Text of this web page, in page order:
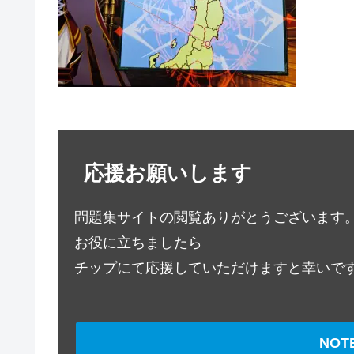
応援お願いします
問題集サイトの閲覧ありがとうございます。
お役に立ちましたら
チップにて応援していただけますと幸いです